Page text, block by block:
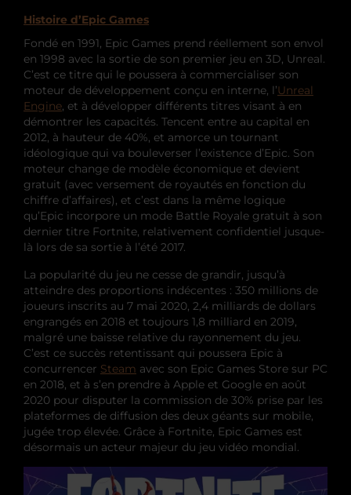
Histoire d’Epic Games
Fondé en 1991, Epic Games prend réellement son envol
en 1998 avec la sortie de son premier jeu en 3D, Unreal.
C’est ce titre qui le poussera à commercialiser son
moteur de développement conçu en interne, l’Unreal
Engine, et à développer différents titres visant à en
démontrer les capacités. Tencent entre au capital en
2012, à hauteur de 40%, et amorce un tournant
idéologique qui va bouleverser l’existence d’Epic. Son
moteur change de modèle économique et devient
gratuit (avec versement de royautés en fonction du
chiffre d’affaires), et c’est dans la même logique
qu’Epic incorpore un mode Battle Royale gratuit à son
dernier titre Fortnite, relativement confidentiel jusque-
là lors de sa sortie à l’été 2017.
La popularité du jeu ne cesse de grandir, jusqu’à
atteindre des proportions indécentes : 350 millions de
joueurs inscrits au 7 mai 2020, 2,4 milliards de dollars
engrangés en 2018 et toujours 1,8 milliard en 2019,
malgré une baisse relative du rayonnement du jeu.
C’est ce succès retentissant qui poussera Epic à
concurrencer Steam avec son Epic Games Store sur PC
en 2018, et à s’en prendre à Apple et Google en août
2020 pour disputer la commission de 30% prise par les
plateformes de diffusion des deux géants sur mobile,
jugée trop élevée. Grâce à Fortnite, Epic Games est
désormais un acteur majeur du jeu vidéo mondial.